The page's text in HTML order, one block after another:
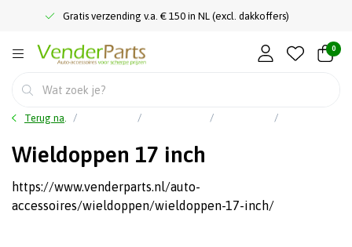
Gratis verzending v.a. € 150 in NL (excl. dakkoffers)
0
Terug naar home
Wieldoppen 17 inch
https://www.venderparts.nl/auto-
accessoires/wieldoppen/wieldoppen-17-inch/